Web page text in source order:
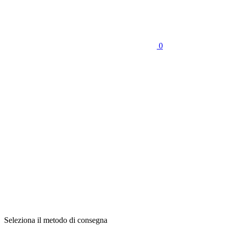
0
Seleziona il metodo di consegna